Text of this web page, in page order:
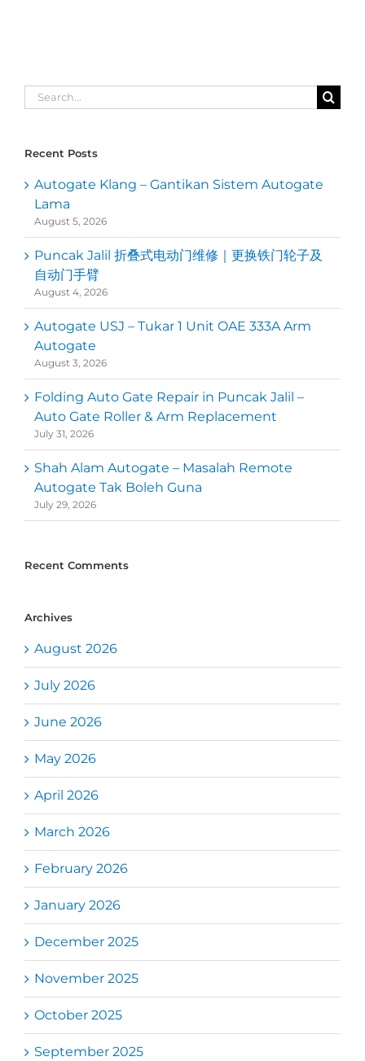
Search
for:
Recent Posts
Autogate Klang – Gantikan Sistem Autogate
Lama
August 5, 2026
Puncak Jalil 折叠式电动门维修｜更换铁门轮子及
自动门手臂
August 4, 2026
Autogate USJ – Tukar 1 Unit OAE 333A Arm
Autogate
August 3, 2026
Folding Auto Gate Repair in Puncak Jalil –
Auto Gate Roller & Arm Replacement
July 31, 2026
Shah Alam Autogate – Masalah Remote
Autogate Tak Boleh Guna
July 29, 2026
Recent Comments
Archives
August 2026
July 2026
June 2026
May 2026
April 2026
March 2026
February 2026
January 2026
December 2025
November 2025
October 2025
September 2025